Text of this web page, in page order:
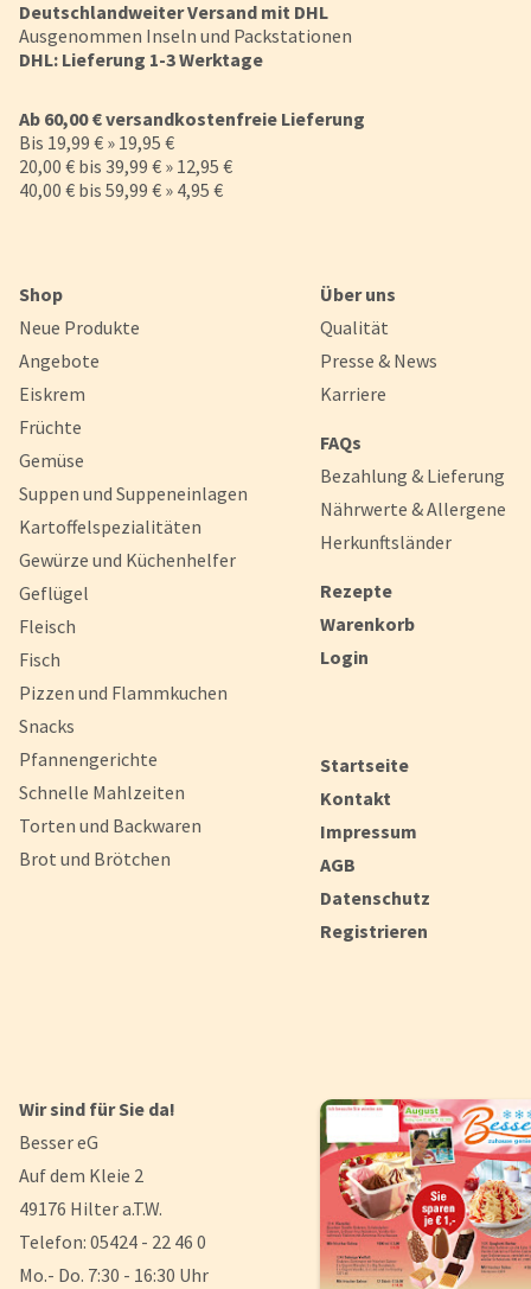
Deutschlandweiter Versand mit DHL
Ausgenommen Inseln und Packstationen
DHL: Lieferung 1-3 Werktage
Ab 60,00 € versandkostenfreie Lieferung
Bis 19,99 € » 19,95 €
20,00 € bis 39,99 € » 12,95 €
40,00 € bis 59,99 € » 4,95 €
Shop
Neue Produkte
Angebote
Eiskrem
Früchte
Gemüse
Suppen und Suppeneinlagen
Kartoffelspezialitäten
Gewürze und Küchenhelfer
Geflügel
Fleisch
Fisch
Pizzen und Flammkuchen
Snacks
Pfannengerichte
Schnelle Mahlzeiten
Torten und Backwaren
Brot und Brötchen
Über uns
Qualität
Presse & News
Karriere
FAQs
Bezahlung & Lieferung
Nährwerte & Allergene
Herkunftsländer
Rezepte
Warenkorb
Login
Startseite
Kontakt
Impressum
AGB
Datenschutz
Registrieren
Wir sind für Sie da!
Besser eG
Auf dem Kleie 2
49176 Hilter a.T.W.
Telefon: 05424 - 22 46 0
Mo.- Do. 7:30 - 16:30 Uhr